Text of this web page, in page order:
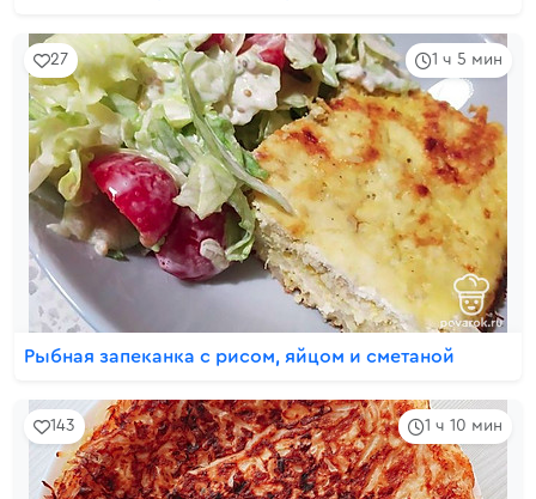
1 ч 5 мин
27
Рыбная запеканка с рисом, яйцом и сметаной
1 ч 10 мин
143